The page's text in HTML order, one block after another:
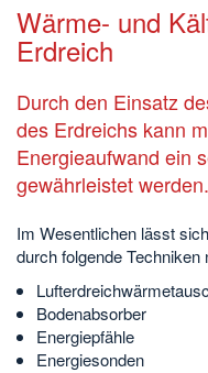
Wärme- und
Erdreich
Durch den Einsatz
des Erdreichs kann
Energieaufwand ein
gewährleistet werden.
Im Wesentlichen lässt
durch folgende Techniken
Bodenabsorber
Energiepfähle
Energiesonden